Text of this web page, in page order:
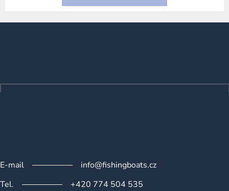
t
í
E-mail
info@fishingboats.cz
Tel.
+420 774 504 535